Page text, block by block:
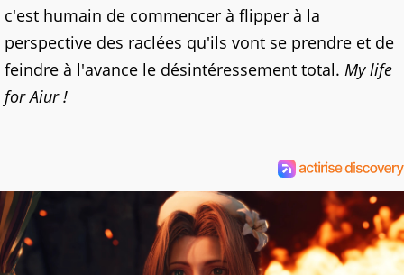
c'est humain de commencer à flipper à la
perspective des raclées qu'ils vont se prendre et de
feindre à l'avance le désintéressement total. My life
for Aiur !